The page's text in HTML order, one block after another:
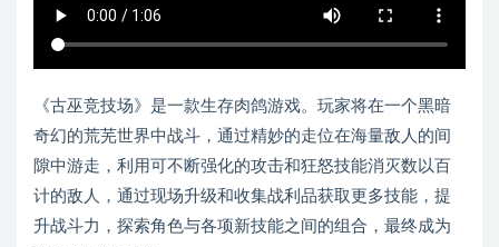
《古巫竞技场》是一款生存肉鸽游戏。玩家将在一个黑暗
奇幻的荒芜世界中战斗，通过精妙的走位在海量敌人的间
隙中游走，利用可不断强化的攻击和狂怒技能消灭数以百
计的敌人，通过现场升级和收集战利品获取更多技能，提
升战斗力，探索角色与各项新技能之间的组合，最终成为